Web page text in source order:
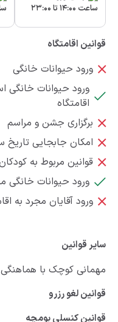
ساعت 14:00 تا 23:00
قوانین اقامتگاه
ورود حیوانات خانگی
ورود حیوانات خانگی
اقامتگاه
برگزاری جشن و مراسم
امکان جابجایی
قوانین مربوط به
ورود حیوانات خانگی
ورود آقایان مجرد به
سایر قوانین
مهمانی کوچک با
قوانین لغو رزرو
قوانین کنسلی بومچه